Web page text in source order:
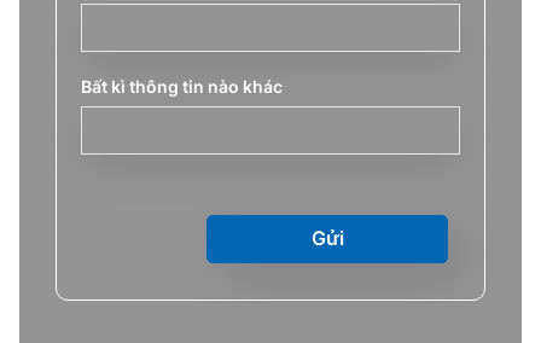
Bất kì thông tin nào khác
Gửi